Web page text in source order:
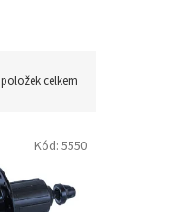
položek celkem
Kód: 5550